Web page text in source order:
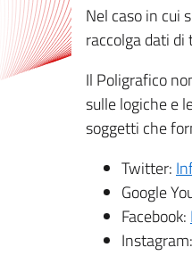
Nel caso in cui
raccolga dati
Il Poligrafico
sulle logiche e
soggetti che
Twitter:
Google
Facebook:
Instagram: